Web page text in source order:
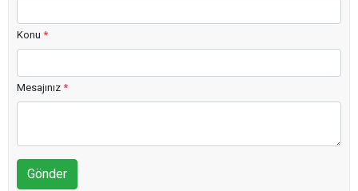
Konu *
Mesajınız *
Gönder